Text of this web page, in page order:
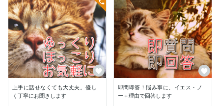
上手に話せなくても大丈夫。優し
く丁寧にお聞きします
即問即答！悩み事に、イエス・ノ
ー＋理由で回答します